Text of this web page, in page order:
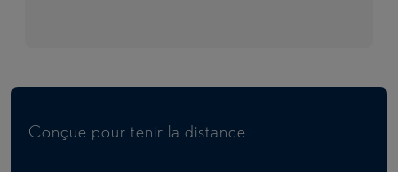
Conçue pour tenir la distance